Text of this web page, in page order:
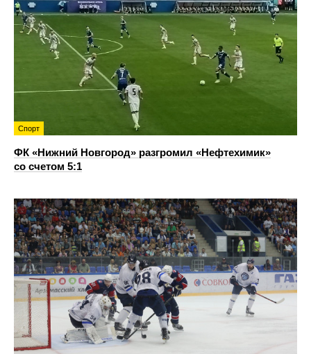
Спорт
ФК «Нижний Новгород» разгромил «Нефтехимик»
со счетом 5:1